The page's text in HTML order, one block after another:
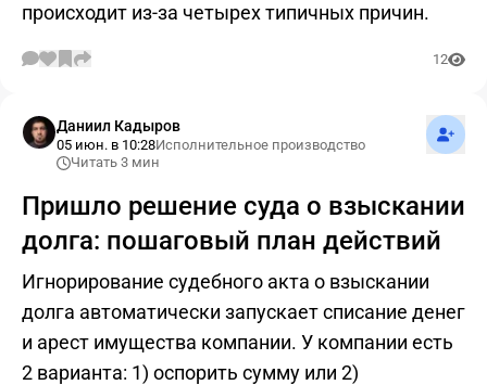
происходит из-за четырех типичных причин.
12
Даниил Кадыров
05 июн. в 10:28Исполнительное производство
Читать 3 мин
Пришло решение суда о взыскании
долга: пошаговый план действий
Игнорирование судебного акта о взыскании
долга автоматически запускает списание денег
и арест имущества компании. У компании есть
2 варианта: 1) оспорить сумму или 2)